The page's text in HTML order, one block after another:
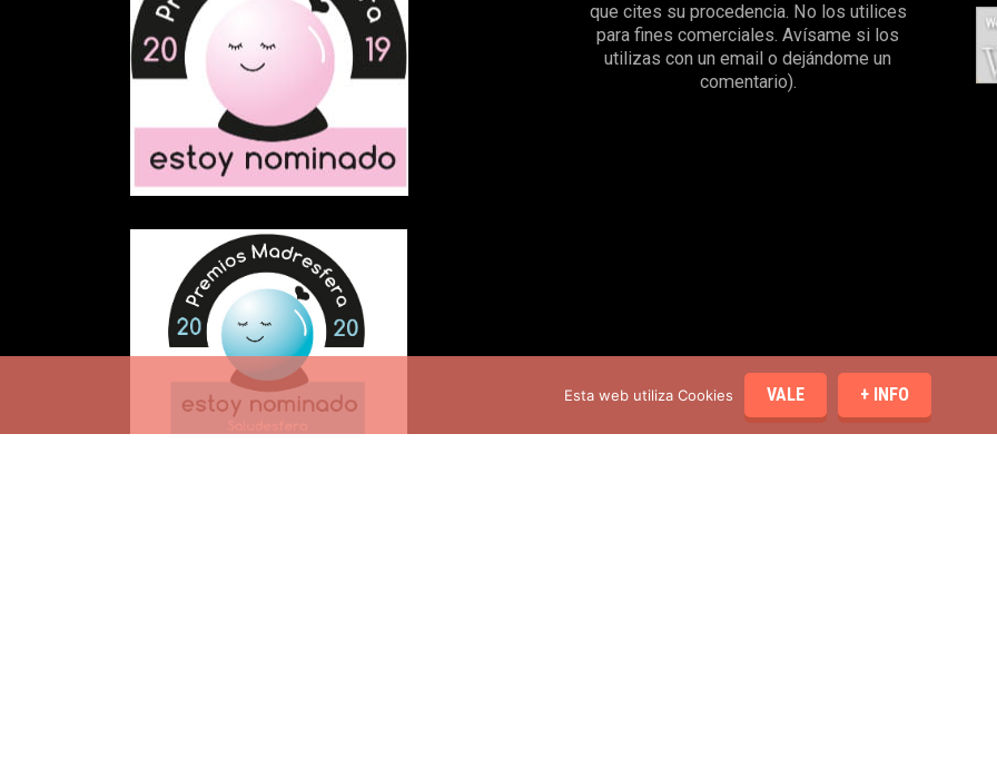
que cites su procedencia. No los utilices
para fines comerciales. Avísame si los
utilizas con un email o dejándome un
comentario).
Esta web utiliza Cookies VALE + INFO